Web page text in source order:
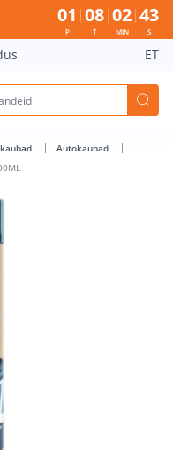
- Bauhof has loaded
01
P
08
T
02
MIN
43
S
ET
Autokaubad